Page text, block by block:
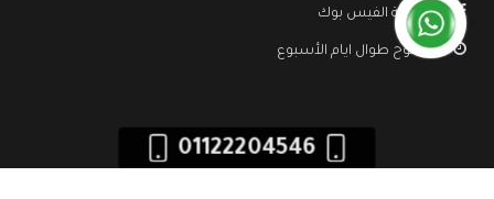
صفحة الفيس بوك
مفتوح طوال ايام الأسبوع
01122204546